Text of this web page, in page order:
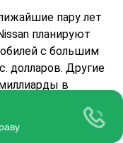
пару лет
планируют
с большим
долларов. Другие
в
лучше и дешевле